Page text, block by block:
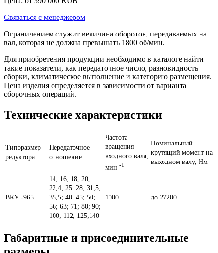
Связаться с менеджером
Ограничением служит величина оборотов, передаваемых на
вал, которая не должна превышать 1800 об/мин.
Для приобретения продукции необходимо в каталоге найти
такие показатели, как передаточное число, разновидность
сборки, климатическое выполнение и категорию размещения.
Цена изделия определяется в зависимости от варианта
сборочных операций.
Технические характеристики
Типоразмер
редуктора
Передаточное
отношение
Частота
вращения
входного вала,
мин -1
Номинальный
крутящий момент на
выходном валу, Нм
ВКУ -965
14; 16; 18; 20;
22,4; 25; 28; 31,5;
35,5; 40; 45; 50;
56; 63; 71; 80; 90;
100; 112; 125;140
1000 до 27200
Габаритные и присоединительные